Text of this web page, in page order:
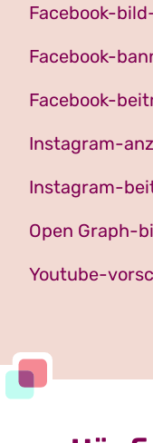
Facebook-
Facebook-
Facebook-
Instagram-
Instagram-
Open Graph-
Youtube-